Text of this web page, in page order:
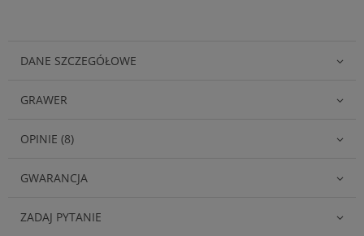
DANE SZCZEGÓŁOWE
GRAWER
OPINIE (8)
GWARANCJA
ZADAJ PYTANIE